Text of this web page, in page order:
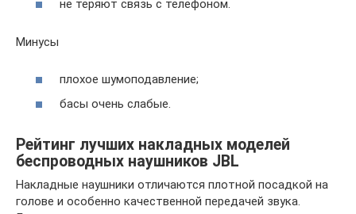
не теряют связь с телефоном.
Минусы
плохое шумоподавление;
басы очень слабые.
Рейтинг лучших накладных моделей
беспроводных наушников JBL
Накладные наушники отличаются плотной посадкой на
голове и особенно качественной передачей звука.